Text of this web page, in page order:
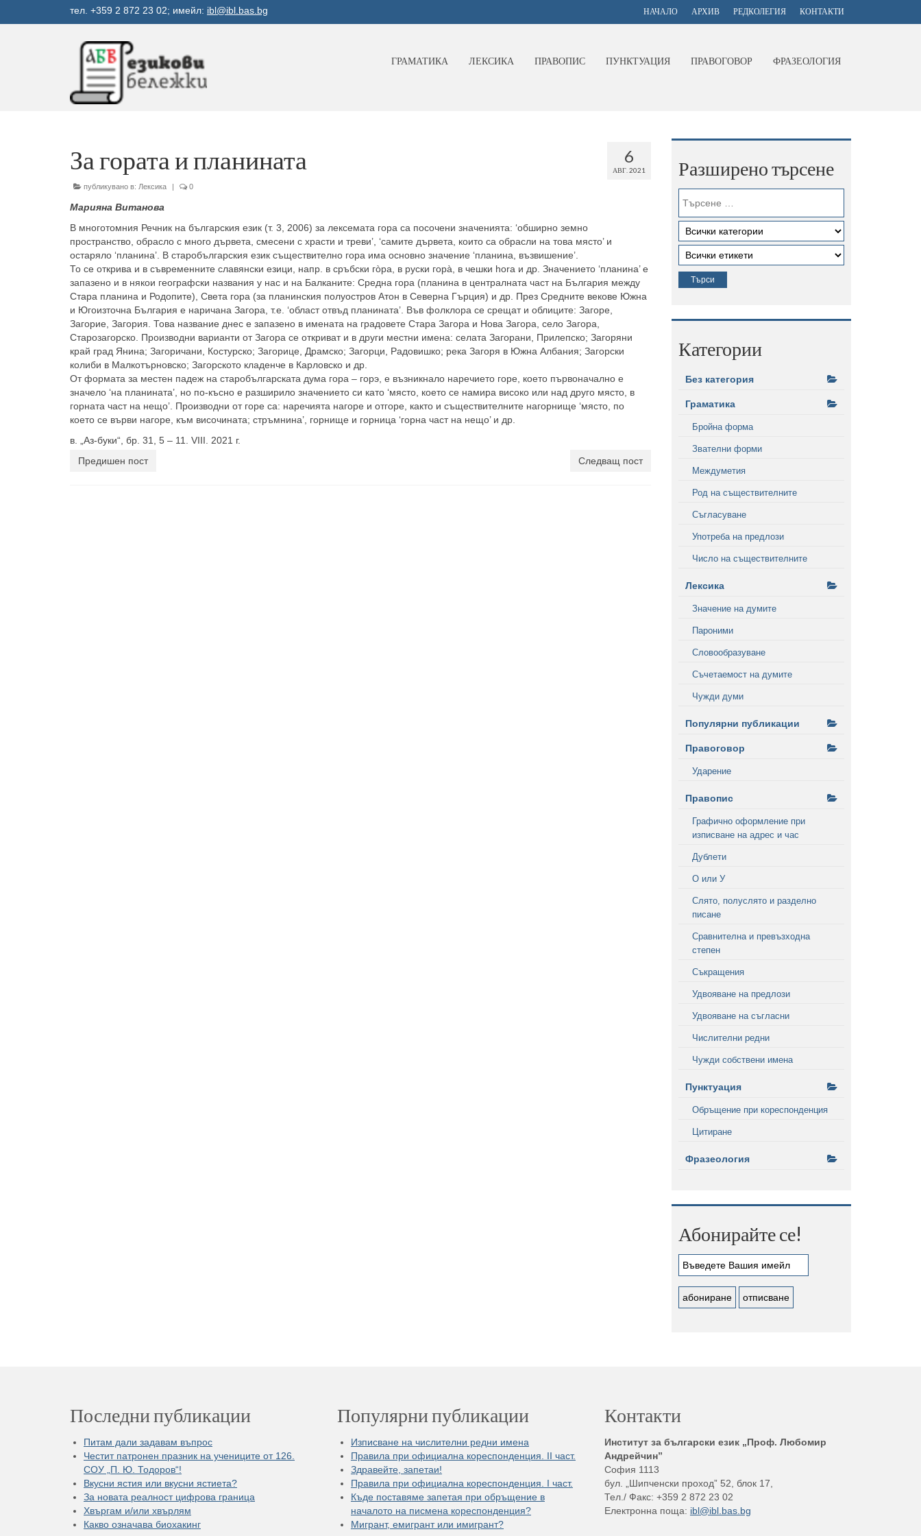
НАЧАЛО АРХИВ РЕДКОЛЕГИЯ КОНТАКТИ
тел. +359 2 872 23 02; имейл: ibl@ibl.bas.bg
ГРАМАТИКА ЛЕКСИКА ПРАВОПИС ПУНКТУАЦИЯ ПРАВОГОВОР ФРАЗЕОЛОГИЯ
6
АВГ. 2021
За гората и планината
публикувано в: Лексика | 0
Марияна Витанова
В многотомния Речник на българския език (т. 3, 2006) за лексемата гора са посочени значенията: ‘обширно земно
пространство, обрасло с много дървета, смесени с храсти и треви’, ‘самите дървета, които са обрасли на това място’ и
остаряло ‘планина’. В старобългарския език съществително гора има основно значение ‘планина, възвишение’.
То се открива и в съвременните славянски езици, напр. в сръбски гòра, в руски горà, в чешки hora и др. Значението ‘планина’ е
запазено и в някои географски названия у нас и на Балканите: Средна гора (планина в централната част на България между
Стара планина и Родопите), Света гора (за планинския полуостров Атон в Северна Гърция) и др. През Средните векове Южна
и Югоизточна България е наричана Загора, т.е. ‘област отвъд планината’. Във фолклора се срещат и облиците: Загоре,
Загорие, Загория. Това название днес е запазено в имената на градовете Стара Загора и Нова Загора, село Загора,
Старозагорско. Производни варианти от Загора се откриват и в други местни имена: селата Загорани, Прилепско; Загоряни
край град Янина; Загоричани, Костурско; Загорице, Драмско; Загорци, Радовишко; река Загоря в Южна Албания; Загорски
колиби в Малкотърновско; Загорското кладенче в Карловско и др.
От формата за местен падеж на старобългарската дума гора – горэ, е възникнало наречието горе, което първоначално е
значело ‘на планината’, но по-късно е разширило значението си като ‘място, което се намира високо или над друго място, в
горната част на нещо’. Производни от горе са: наречията нагоре и отгоре, както и съществителните нагорнище ‘място, по
което се върви нагоре, към височината; стръмнина’, горнище и горница ‘горна част на нещо’ и др.
в. „Аз-буки“, бр. 31, 5 – 11. VIII. 2021 г.
Предишен пост
Следващ пост
Разширено търсене
Категории
Без категория
Граматика
Бройна форма
Звателни форми
Междуметия
Род на съществителните
Съгласуване
Употреба на предлози
Число на съществителните
Лексика
Значение на думите
Пароними
Словообразуване
Съчетаемост на думите
Чужди думи
Популярни публикации
Правоговор
Ударение
Правопис
Графично оформление при
изписване на адрес и час
Дублети
О или У
Слято, полуслято и разделно
писане
Сравнителна и превъзходна
степен
Съкращения
Удвояване на предлози
Удвояване на съгласни
Числителни редни
Чужди собствени имена
Пунктуация
Обръщение при кореспонденция
Цитиране
Фразеология
Абонирайте се!
Последни публикации
Питам дали задавам въпрос
Честит патронен празник на учениците от 126.
СОУ „П. Ю. Тодоров“!
Вкусни ястия или вкусни ястиета?
За новата реалност цифрова граница
Хвъргам и/или хвърлям
Какво означава биохакинг
Популярни публикации
Изписване на числителни редни имена
Правила при официална кореспонденция. II част.
Здравейте, запетаи!
Правила при официална кореспонденция. I част.
Къде поставяме запетая при обръщение в
началото на писмена кореспонденция?
Мигрант, емигрант или имигрант?
Контакти
Институт за български език „Проф. Любомир
Андрейчин”
София 1113
бул. „Шипченски проход” 52, блок 17,
Тел./ Факс: +359 2 872 23 02
Електронна поща: ibl@ibl.bas.bg